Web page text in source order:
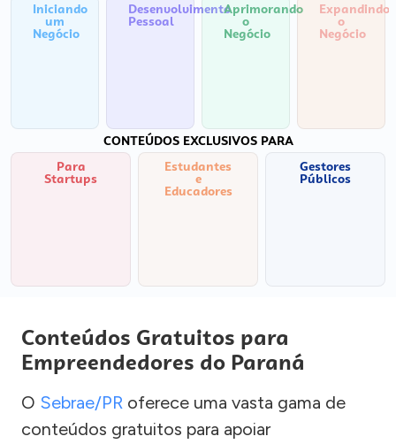
Iniciando
um
Negócio
Desenvolvimento
Pessoal
Aprimorando
o
Negócio
Expandindo
o
Negócio
CONTEÚDOS EXCLUSIVOS PARA
Para
Startups
Estudantes
e
Educadores
Gestores
Públicos
Conteúdos Gratuitos para
Empreendedores do Paraná
O Sebrae/PR oferece uma vasta gama de
conteúdos gratuitos para apoiar